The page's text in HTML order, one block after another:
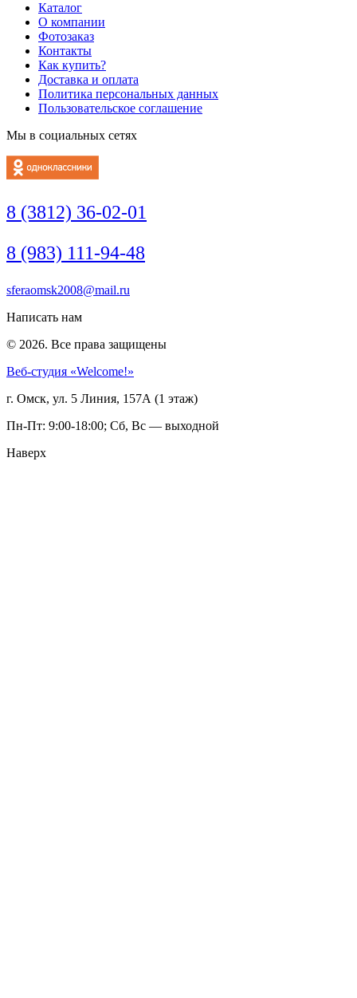
Каталог
О компании
Фотозаказ
Контакты
Как купить?
Доставка и оплата
Политика персональных данных
Пользовательское соглашение
Мы в социальных сетях
8 (3812) 36-02-01
8 (983) 111-94-48
sferaomsk2008@mail.ru
Написать нам
© 2026. Все права защищены
Веб-студия «Welcome!»
г. Омск, ул. 5 Линия, 157А (1 этаж)
Пн-Пт: 9:00-18:00; Сб, Вс — выходной
Наверх